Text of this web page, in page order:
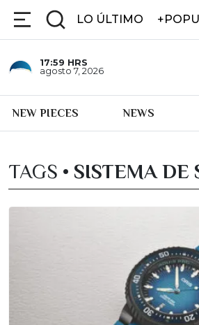
LO ÚLTIMO
17:59 HRS
agosto 7, 2026
NEW PIECES NEWS
TAGS • SISTEMA DE